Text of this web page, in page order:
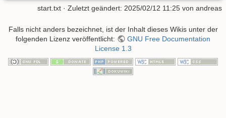
start.txt · Zuletzt geändert: 2025/02/12 11:25 von andreas
Falls nicht anders bezeichnet, ist der Inhalt dieses Wikis unter der
folgenden Lizenz veröffentlicht:
GNU Free Documentation
License 1.3